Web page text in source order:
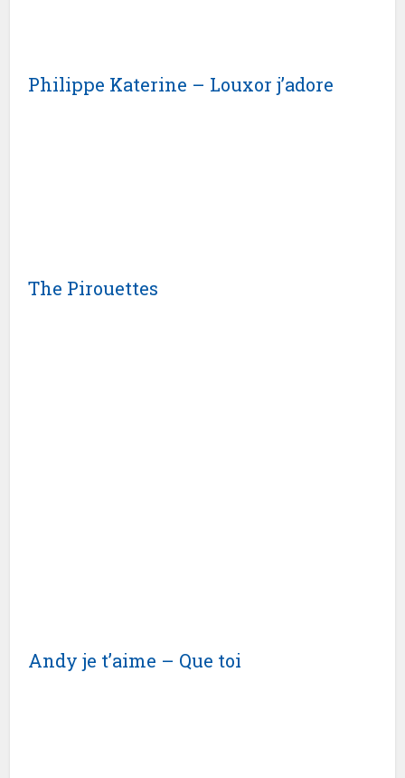
Philippe Katerine – Louxor j’adore
The Pirouettes
Andy je t’aime – Que toi